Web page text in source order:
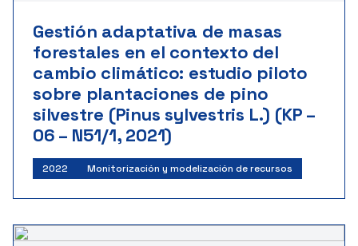
Gestión adaptativa de masas
forestales en el contexto del
cambio climático: estudio piloto
sobre plantaciones de pino
silvestre (Pinus sylvestris L.) (KP –
06 – N51/1, 2021)
2022 Monitorización y modelización de recursos